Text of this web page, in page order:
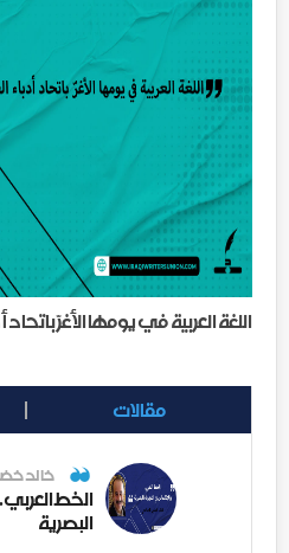
اللغة العربية في يومها الأغرّ
مقالات
خالد
الخط
البصرية